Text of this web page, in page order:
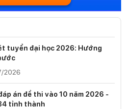
tuyển đại học 2026: Hướng
2026
án đề thi vào 10 năm 2026 -
tỉnh thành